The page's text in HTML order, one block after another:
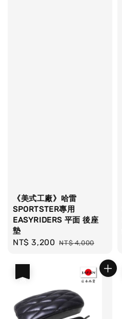
《美式工廠》哈雷
SPORTSTER專用
EASYRIDERS 平面 後座
墊
Sale
NT$ 3,200 Regular
NT$ 4,000